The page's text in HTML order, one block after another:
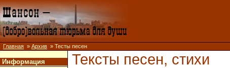
Главная » Архив » Тесты песен
Информация Тексты песен, стихи